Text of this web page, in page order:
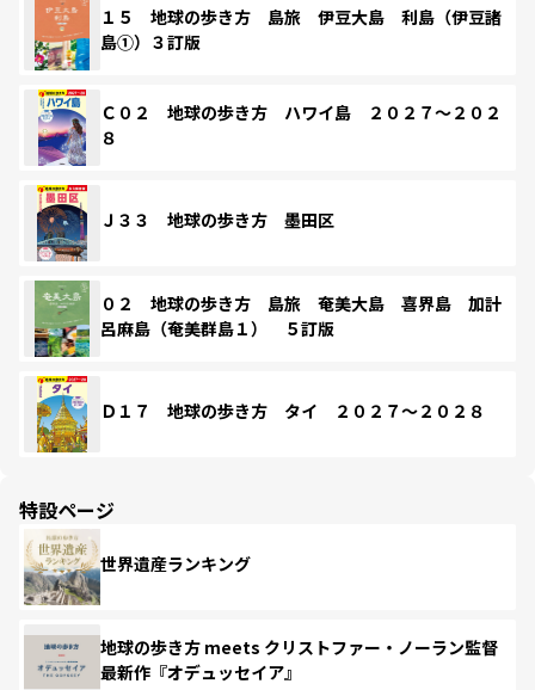
１５ 地球の歩き方 島旅 伊豆大島 利島（伊豆諸
島①）３訂版
Ｃ０２ 地球の歩き方 ハワイ島 ２０２７～２０２
８
Ｊ３３ 地球の歩き方 墨田区
０２ 地球の歩き方 島旅 奄美大島 喜界島 加計
呂麻島（奄美群島１） ５訂版
Ｄ１７ 地球の歩き方 タイ ２０２７～２０２８
特設ページ
世界遺産ランキング
地球の歩き方 meets クリストファー・ノーラン監督
最新作『オデュッセイア』